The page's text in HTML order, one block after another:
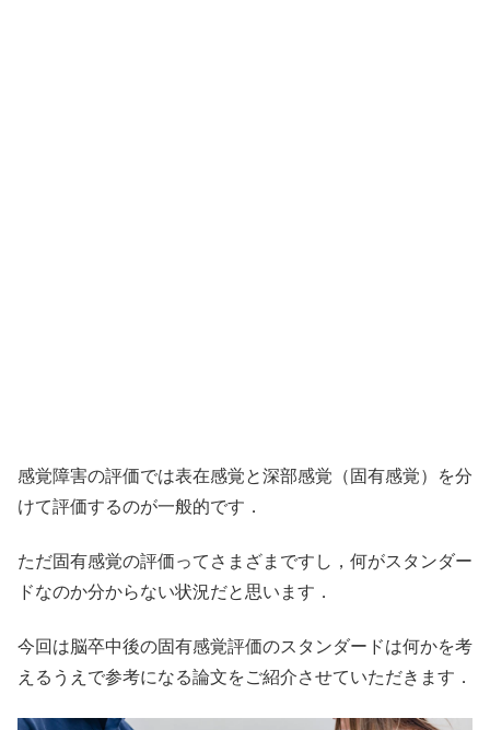
感覚障害の評価では表在感覚と深部感覚（固有感覚）を分
けて評価するのが一般的です．
ただ固有感覚の評価ってさまざまですし，何がスタンダー
ドなのか分からない状況だと思います．
今回は脳卒中後の固有感覚評価のスタンダードは何かを考
えるうえで参考になる論文をご紹介させていただきます．